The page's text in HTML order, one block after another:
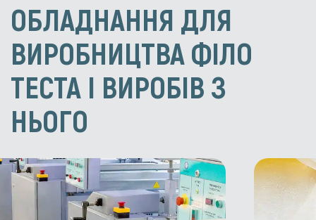
ОБЛАДНАННЯ ДЛЯ
ВИРОБНИЦТВА ФІЛО
ТЕСТА І ВИРОБІВ З
НЬОГО